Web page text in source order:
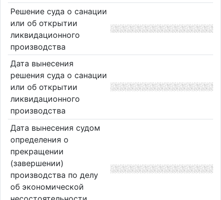
Решение суда о санации
или об открытии
ликвидационного
производства
Дата вынесения
решения суда о санации
или об открытии
ликвидационного
производства
Дата вынесения судом
определения о
прекращении
(завершении)
производства по делу
об экономической